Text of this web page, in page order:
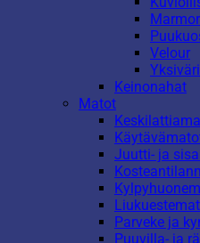
Velour
Keinonahat
Matot
Juutti- ja
Parveke ja
Puuvilla- ja